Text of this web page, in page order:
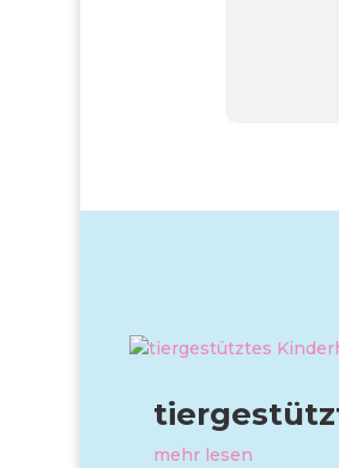
mehr lesen